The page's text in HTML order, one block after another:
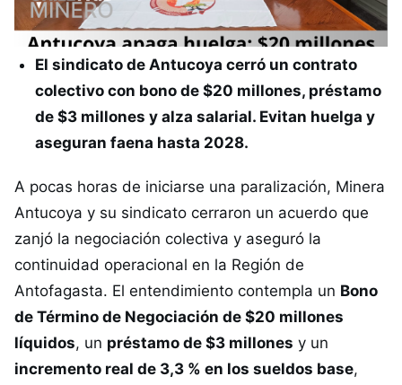
El sindicato de Antucoya cerró un contrato
colectivo con bono de $20 millones, préstamo
de $3 millones y alza salarial. Evitan huelga y
aseguran faena hasta 2028.
A pocas horas de iniciarse una paralización, Minera
Antucoya y su sindicato cerraron un acuerdo que
zanjó la negociación colectiva y aseguró la
continuidad operacional en la Región de
Antofagasta. El entendimiento contempla un Bono
de Término de Negociación de $20 millones
líquidos, un préstamo de $3 millones y un
incremento real de 3,3 % en los sueldos base,